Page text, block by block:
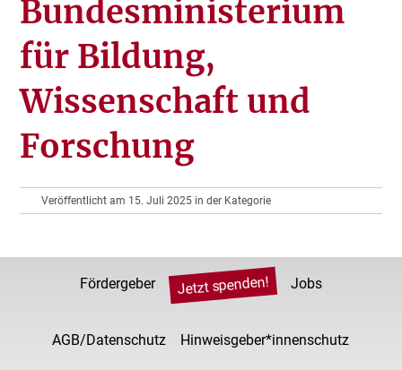
Bundesministerium
für Bildung,
Wissenschaft und
Forschung
Veröffentlicht am 15. Juli 2025 in der Kategorie
Fördergeber Jetzt spenden! Jobs
AGB/Datenschutz Hinweisgeber*innenschutz